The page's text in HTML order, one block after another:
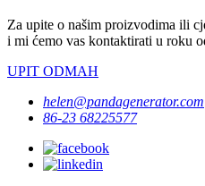
Za upite o našim proizvodima ili
i mi ćemo vas kontaktirati u roku
UPIT ODMAH
helen@pandagenerator.com
86-23 68225577